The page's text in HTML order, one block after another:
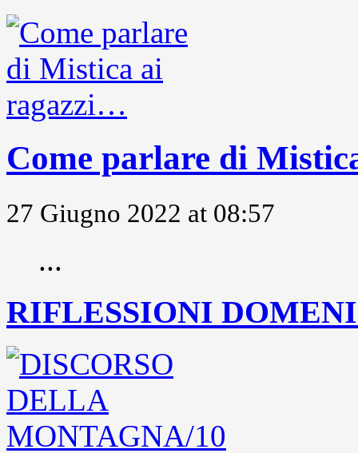
Come parlare di
27 Giugno 2022 at 08:57
...
RIFLESSIONI